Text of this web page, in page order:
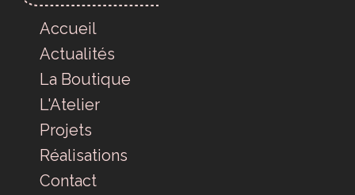
Accueil
Actualités
La Boutique
L'Atelier
Projets
Réalisations
Contact